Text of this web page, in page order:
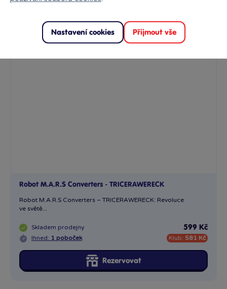
Robot M.A.R.S Converters - TRICERAWERECK
Robot M.A.R.S Converters – TRICERAWERECK: Revoluce
ve světě...
Skladem prodejny
Ihned: 1 poboček
599 Kč
Klub: 581 Kč
Rezervovat
Nastavení cookies Přijmout vše